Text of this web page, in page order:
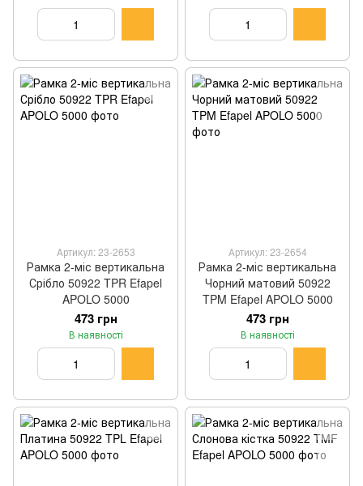
Артикул: 23-2653
Рамка 2-міс вертикальна
Срібло 50922 TPR Efapel
APOLO 5000
473 грн
В наявності
Артикул: 23-2654
Рамка 2-міс вертикальна
Чорний матовий 50922
TPM Efapel APOLO 5000
473 грн
В наявності